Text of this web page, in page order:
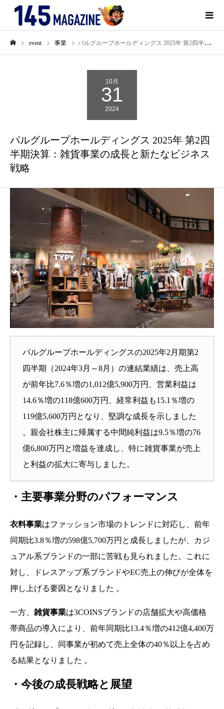
event 事業 パルグループホールディングス 2025年 第2四半期決算：雑貨事業の成長と新たなビジネス戦略
10月
31
2024
パルグループホールディングス 2025年 第2四
半期決算：雑貨事業の成長と新たなビジネス
戦略
パルグループホールディングスの2025年2月期第2
四半期（2024年3月～8月）の連結業績は、売上高
が前年比7.6％増の1,012億5,900万円、営業利益は
14.6％増の118億600万円、経常利益も15.1％増の
119億5,600万円となり、堅調な成長を示しました
。親会社株主に帰属する中間純利益は9.5％増の76
億6,800万円と増益を達成し、特に雑貨事業が売上
と利益の拡大に寄与しました。
・ 主要事業分野のパフォーマンス
衣料事業はファッション市場のトレンドに対応し、前年
同期比3.8％増の598億5,700万円と成長しましたが、カジ
ュアル系ブランドの一部に苦戦も見られました。これに
対し、ドレスアップ系ブランドやEC売上の伸びが全体を
押し上げる要因となりました 。
一方、 雑貨事業は3COINSブランドの店舗拡大や高価格
帯商品の導入により、前年同期比13.4％増の412億4,400万
円を記録し、同事業が初めて売上全体の40％以上を占め
る結果となりました 。
・今後の成長戦略と展望